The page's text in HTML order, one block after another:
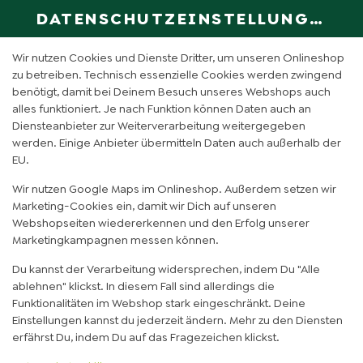
DATENSCHUTZEINSTELLUNGEN
Wir nutzen Cookies und Dienste Dritter, um unseren Onlineshop
zu betreiben. Technisch essenzielle Cookies werden zwingend
benötigt, damit bei Deinem Besuch unseres Webshops auch
alles funktioniert. Je nach Funktion können Daten auch an
Diensteanbieter zur Weiterverarbeitung weitergegeben
werden. Einige Anbieter übermitteln Daten auch außerhalb der
EU.
Wir nutzen Google Maps im Onlineshop. Außerdem setzen wir
Marketing-Cookies ein, damit wir Dich auf unseren
Webshopseiten wiedererkennen und den Erfolg unserer
Marketingkampagnen messen können.
Du kannst der Verarbeitung widersprechen, indem Du "Alle
ablehnen" klickst. In diesem Fall sind allerdings die
Funktionalitäten im Webshop stark eingeschränkt. Deine
Einstellungen kannst du jederzeit ändern. Mehr zu den Diensten
erfährst Du, indem Du auf das Fragezeichen klickst.
DE
JULIUS CAESAR REIS KLEIN